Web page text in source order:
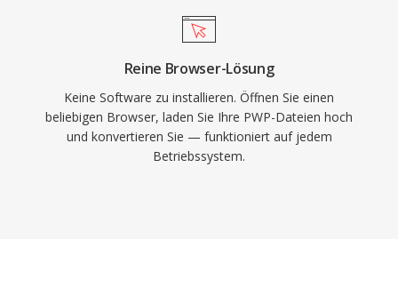
Reine Browser-Lösung
Keine Software zu installieren. Öffnen Sie einen
beliebigen Browser, laden Sie Ihre PWP-Dateien hoch
und konvertieren Sie — funktioniert auf jedem
Betriebssystem.